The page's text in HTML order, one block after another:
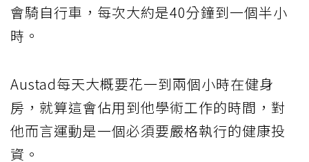
會騎自行車，每次大約是40分鐘到一個半小
時​​。
Austad每天大概要花一到兩個小時在健身
房，就算這會佔用到他學術工作的時間，對
他而言運動是一個必須要嚴格執行的健康投
資。